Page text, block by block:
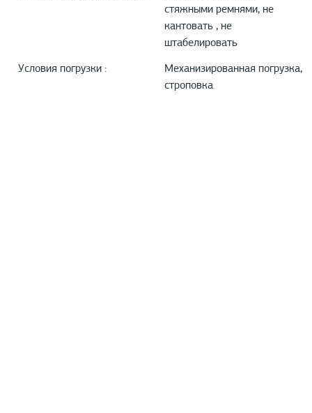
стяжными ремнями, не
кантовать , не
штабелировать
Условия погрузки :
Механизированная погрузка,
строповка